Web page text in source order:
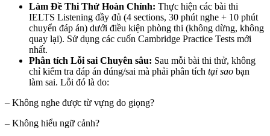
Làm Đề Thi Thử Hoàn Chỉnh: Thực hiện các bài thi
IELTS Listening đầy đủ (4 sections, 30 phút nghe + 10 phút
chuyển đáp án) dưới điều kiện phòng thi (không dừng, không
quay lại). Sử dụng các cuốn Cambridge Practice Tests mới
nhất.
Phân tích Lỗi sai Chuyên sâu: Sau mỗi bài thi thử, không
chỉ kiểm tra đáp án đúng/sai mà phải phân tích tại sao bạn
làm sai. Lỗi đó là do:
– Không nghe được từ vựng do giọng?
– Không hiểu ngữ cảnh?